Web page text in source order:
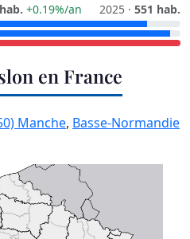
+0.19%/an 2025 · 551 hab.
en France
Manche, Basse-Normandie